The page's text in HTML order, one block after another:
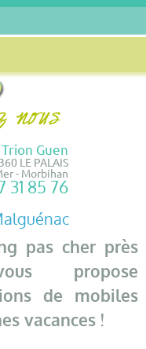
Guen
LE PALAIS
- Morbihan
31 85 76
pas cher près
propose
de mobiles
vacances !